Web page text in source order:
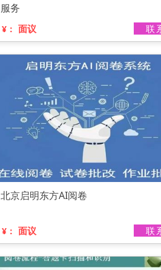
服务
¥： 面议 联
北京启明东方AI阅卷
¥： 面议 联